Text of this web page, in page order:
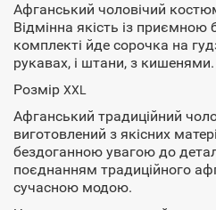
Афганський чоловічий
Відмінна якість із
комплекті йде сорочка на
рукавах, і штани, з кишенями.
Розмір XXL
Афганський традиційний
виготовлений з якісних
бездоганною увагою до
поєднанням традиційного
сучасною модою.